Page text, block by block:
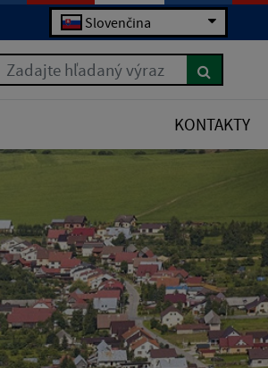
Slovenčina
Zadajte hľadaný výraz
KONTAKTY